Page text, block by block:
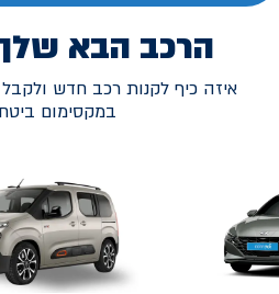
הרכב הבא
איזה כיף לקנות רכב חדש
במקסימום